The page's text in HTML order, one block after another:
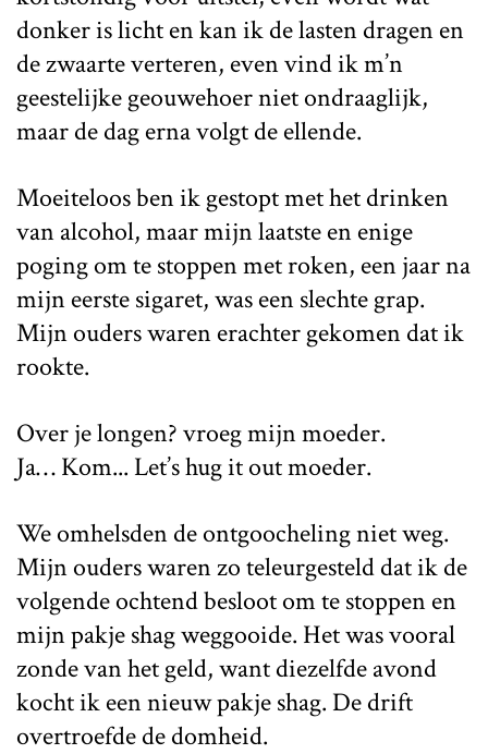
donker is licht en kan ik de lasten dragen en
de zwaarte verteren, even vind ik m’n
geestelijke geouwehoer niet ondraaglijk,
maar de dag erna volgt de ellende.
Moeiteloos ben ik gestopt met het drinken
van alcohol, maar mijn laatste en enige
poging om te stoppen met roken, een jaar na
mijn eerste sigaret, was een slechte grap.
Mijn ouders waren erachter gekomen dat ik
rookte.
Over je longen? vroeg mijn moeder.
Ja… Kom... Let’s hug it out moeder.
We omhelsden de ontgoocheling niet weg.
Mijn ouders waren zo teleurgesteld dat ik de
volgende ochtend besloot om te stoppen en
mijn pakje shag weggooide. Het was vooral
zonde van het geld, want diezelfde avond
kocht ik een nieuw pakje shag. De drift
overtroefde de domheid.